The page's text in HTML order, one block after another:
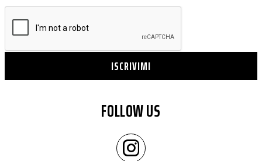
ISCRIVIMI
FOLLOW US